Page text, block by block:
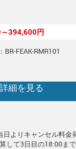
394,600円
BR-FEAK-RMR101
細を見る
日よりキャンセル料金
して3日目の18:00ま